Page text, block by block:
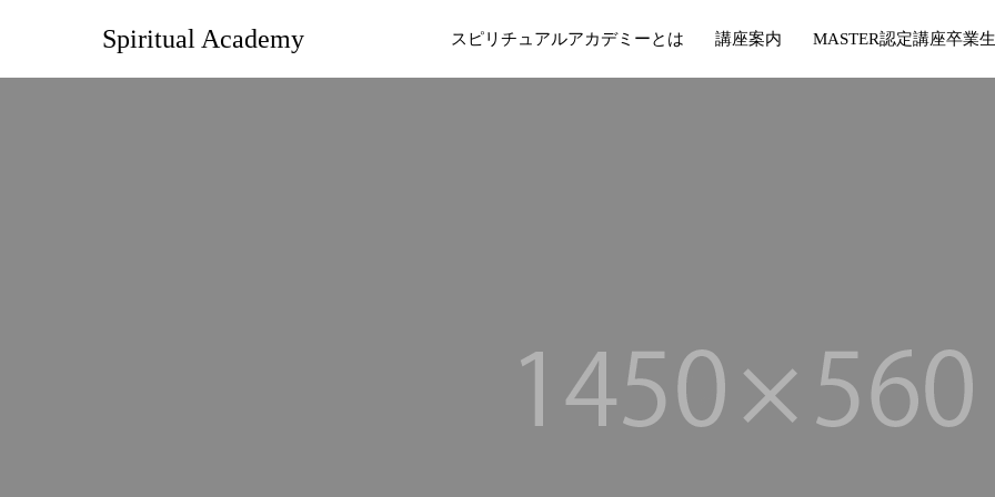
Spiritual Academy スピリチュアルアカデミーとは 講座案内 MASTER認定講座卒業
ブ ログ